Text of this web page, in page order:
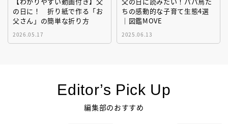
の日に！ 折り紙で作る「お
父さん」の簡単な折り方
2026.05.17
ちの感動的な子育て生態4選
｜図鑑MOVE
2025.06.13
Editor’s Pick Up
編集部のおすすめ